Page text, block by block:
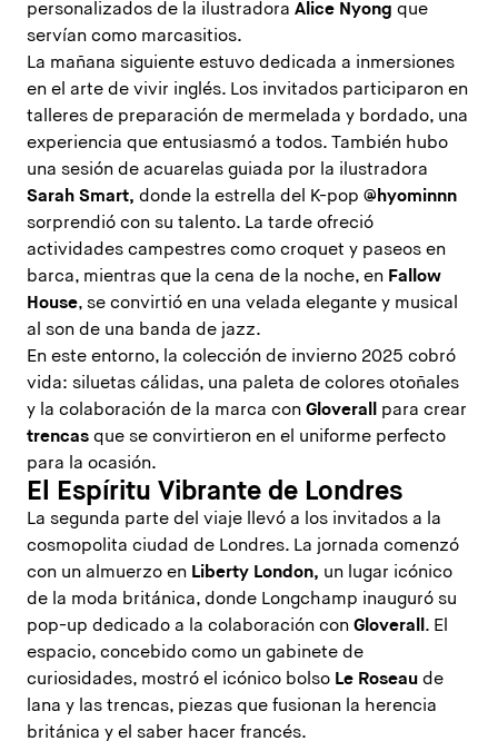
personalizados de la ilustradora Alice Nyong que
servían como marcasitios.
La mañana siguiente estuvo dedicada a inmersiones
en el arte de vivir inglés. Los invitados participaron en
talleres de preparación de mermelada y bordado, una
experiencia que entusiasmó a todos. También hubo
una sesión de acuarelas guiada por la ilustradora
Sarah Smart, donde la estrella del K-pop @hyominnn
sorprendió con su talento. La tarde ofreció
actividades campestres como croquet y paseos en
barca, mientras que la cena de la noche, en Fallow
House, se convirtió en una velada elegante y musical
al son de una banda de jazz.
En este entorno, la colección de invierno 2025 cobró
vida: siluetas cálidas, una paleta de colores otoñales
y la colaboración de la marca con Gloverall
para crear
trencas que se convirtieron en el uniforme perfecto
para la ocasión.
El Espíritu Vibrante de Londres
La segunda parte del viaje llevó a los invitados a la
cosmopolita ciudad de Londres. La jornada comenzó
con un almuerzo en Liberty London, un lugar icónico
de la moda británica, donde Longchamp inauguró su
pop-up dedicado a la colaboración con Gloverall . El
espacio, concebido como un gabinete de
curiosidades, mostró el icónico bolso Le Roseau de
lana y las trencas, piezas que fusionan la herencia
británica y el saber hacer francés.